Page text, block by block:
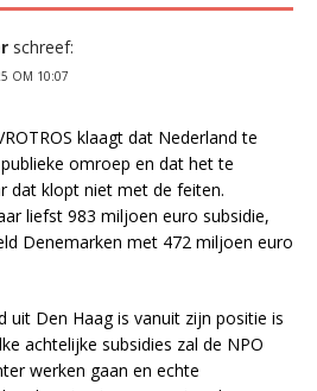
schreef:
OM 10:07
klaagt dat Nederland te
omroep en dat het te
dat klopt niet met de feiten.
liefst 983 miljoen euro subsidie,
Denemarken met 472 miljoen euro
uit Den Haag is vanuit zijn positie is
achtelijke subsidies zal de NPO
werken gaan en echte